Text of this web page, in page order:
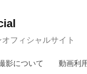
フィシャルサイト
影について 動画利